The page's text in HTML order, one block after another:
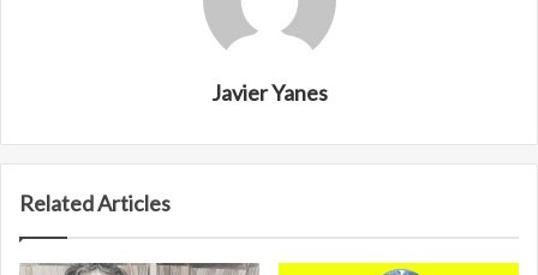
Javier Yanes
Related Articles